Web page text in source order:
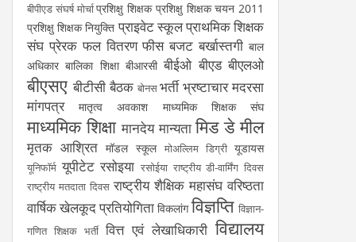
बीपीएड संघर्ष मोर्चा प्रशिक्षु शिक्षक प्रशिक्षु शिक्षक चयन 2011
प्रशिक्षु शिक्षक नियुक्ति प्राइवेट स्कूलप्राथमिक शिक्षक
संघ प्रेरक फल वितरण फीस बजट बर्खास्तगी बाल
अधिकार बालिका शिक्षा बीआरसी बीईओ बीएड बीएलओ
बीएसए बीटीसी बैठक बोनस भर्ती भ्रष्टाचार मदरसा
मांगपत्र
मातृत्व अवकाश माध्यमिक शिक्षक संघ
माध्यमिक शिक्षा मानदेय मान्यता मिड डे मील
मृतक आश्रित मॉडल स्कूल मोअल्लिम डिग्री यूडायस
यूनिफॉर्म यूपीटेट रसोइया रसोईया राष्ट्रीय डी-वार्मिंग दिवस
राष्ट्रीय मतदाता दिवस राष्ट्रीय शैक्षिक महासंघ वरिष्ठता
वार्षिक खेलकूद प्रतियोगिता विकलांग विज्ञप्ति विज्ञान-
गणित शिक्षक भर्ती वित्त एवं लेखाधिकारी विद्यालय